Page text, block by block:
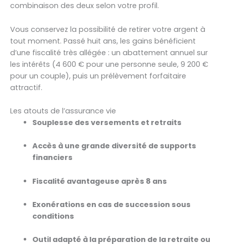
combinaison des deux selon votre profil.
Vous conservez la possibilité de retirer votre argent à
tout moment. Passé huit ans, les gains bénéficient
d’une fiscalité très allégée : un abattement annuel sur
les intérêts (4 600 € pour une personne seule, 9 200 €
pour un couple), puis un prélèvement forfaitaire
attractif.
Les atouts de l’assurance vie
Souplesse des versements et retraits
Accès à une grande diversité de supports
financiers
Fiscalité avantageuse après 8 ans
Exonérations en cas de succession sous
conditions
Outil adapté à la préparation de la retraite ou